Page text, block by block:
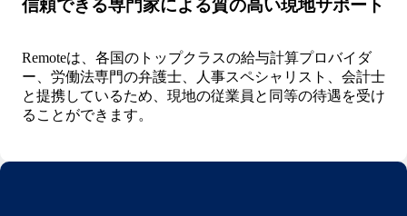
信頼できる専門家による質の高い現地サポート
Remoteは、各国のトップクラスの給与計算プロバイダ
ー、労働法専門の弁護士、人事スペシャリスト、会計士
と提携しているため、現地の従業員と同等の待遇を受け
ることができます。